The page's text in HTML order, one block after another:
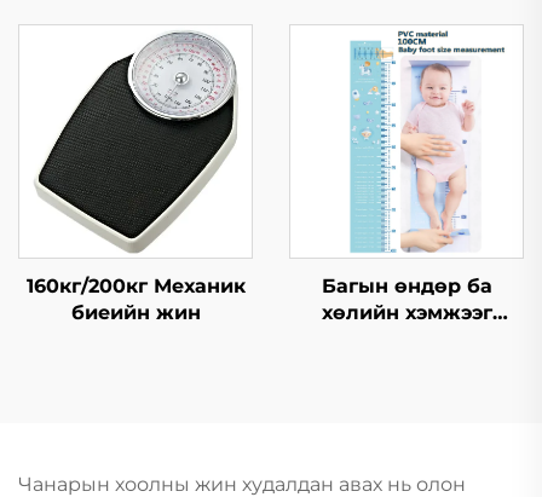
Bluetooth усны чанар
шалгагч
160кг/200кг Механик
биеийн жин
Багын өндөр ба
хөлийн хэмжээг
Чанарын хоолны жин худалдан авах нь олон